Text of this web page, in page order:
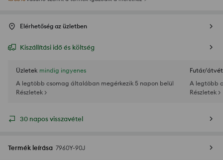
Elérhetőség az üzletben
Kiszállítási idő és költség
Üzletek mindig ingyenes
A legtöbb csomag általában megérkezik 5 napon belül
Részletek >
Futár/
A legtöbb
Részletek >
30 napos visszavétel
Termék leírása 7960Y-90J